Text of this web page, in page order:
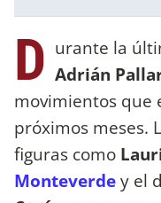
D urante la
Adrián
movimientos que
próximos meses.
figuras como
Monteverdey el